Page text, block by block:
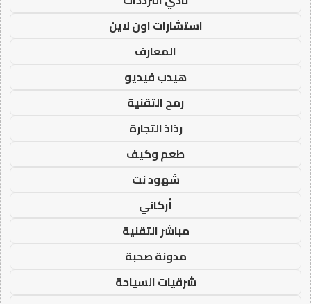
استشارات اون لاين
المعارف
هيدب فيديو
رمح التقنية
رذاذ التجارة
طعم وكيف
شهود نت
أركاني
مباشر التقنية
مدونة صحبة
شرقيات السياحة